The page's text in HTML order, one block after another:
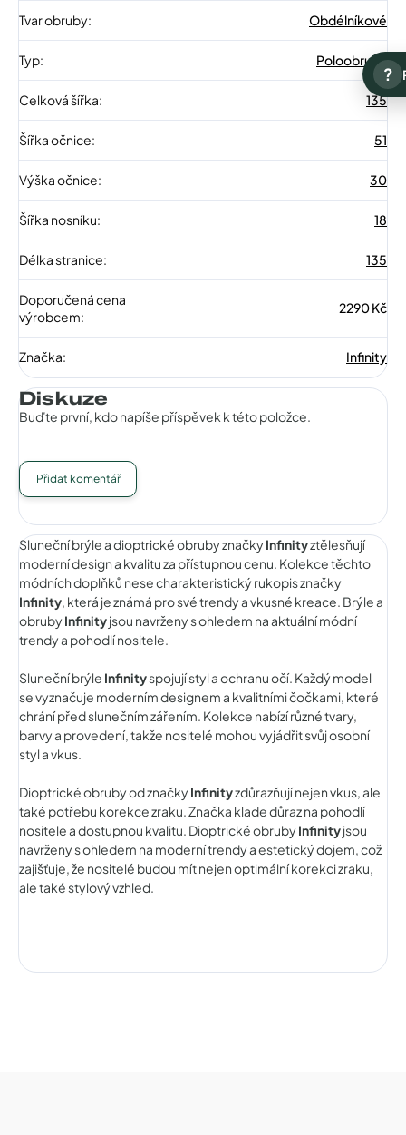
Tvar obruby: Obdélníkové
Typ: Poloobruba
Celková šířka: 135
Šířka očnice: 51
Výška očnice: 30
Šířka nosníku: 18
Délka stranice: 135
Doporučená cena
výrobcem:
2290 Kč
Značka: Infinity
Diskuze
Buďte první, kdo napíše příspěvek k této položce.
Přidat komentář
Sluneční brýle a dioptrické obruby značkyInfinityztělesňují
moderní design a kvalitu za přístupnou cenu. Kolekce těchto
módních doplňků nese charakteristický rukopis značky
Infinity, která je známá pro své trendy a vkusné kreace. Brýle a
obrubyInfinityjsou navrženy s ohledem na aktuální módní
trendy a pohodlí nositele.
Sluneční brýle Infinityspojují styl a ochranu očí. Každý model
se vyznačuje moderním designem a kvalitními čočkami, které
chrání před slunečním zářením. Kolekce nabízí různé tvary,
barvy a provedení, takže nositelé mohou vyjádřit svůj osobní
styl a vkus.
Dioptrické obruby od značkyInfinityzdůrazňují nejen vkus, ale
také potřebu korekce zraku. Značka klade důraz na pohodlí
nositele a dostupnou kvalitu. Dioptrické obrubyInfinityjsou
navrženy s ohledem na moderní trendy a estetický dojem, což
zajišťuje, že nositelé budou mít nejen optimální korekci zraku,
ale také stylový vzhled.
?